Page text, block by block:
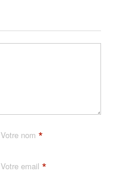
Votre nom *
Votre email *